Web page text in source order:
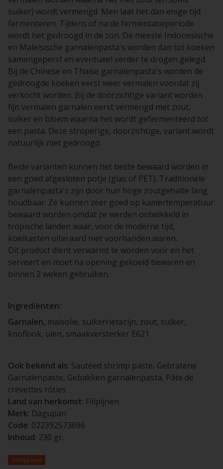
suiker) wordt vermengd. Men laat het dan enige tijd
fermenteren. Tijdens of na de fermentatieperiode
wordt het gedroogd in de zon. De meeste Indonesische
en Maleisische garnalenpasta's worden dan tot koeken
samengeperst en eventueel verder te drogen gelegd.
Bij de Chinese en Thaise garnalenpasta's worden de
gedroogde koeken eerst weer vermalen voordat zij
verkocht worden. Bij de doorzichtige variant worden
fijn vermalen garnalen eerst vermengd met zout,
suiker en bloem waarna het wordt gefermenteerd tot
een pasta. Deze stroperige, doorzichtige, variant wordt
natuurlijk niet gedroogd.
Beide varianten kunnen het beste bewaard worden in
een goed afgesloten potje (glas of PET). Traditionele
garnalenpasta's zijn door hun hoge zoutgehalte lang
houdbaar. Ze kunnen zeer goed op kamertemperatuur
bewaard worden omdat ze werden ontwikkeld in
tropische landen waar, voor de moderne tijd,
koelkasten uiteraard niet voorhanden waren.
Dit product dient verwarmt te worden voor en het
serveert en moet na opening gekoeld bewaren en
binnen 2 weken gebruiken.
Ingrediënten:
Garnalen, maisolie, suikerrietazijn, zout, suiker,
knoflook, uien, smaakversterker E621
Ook bekend als: Sautéed shrimp paste, Gebratene
Garnalenpaste, Gebakken garnalenpasta, Pâte de
crevettes rôties
Land van herkomst: Filipijnen
Merk: Dagupan
Code: 022392573696
Inhoud: 230 gr.
Philippines